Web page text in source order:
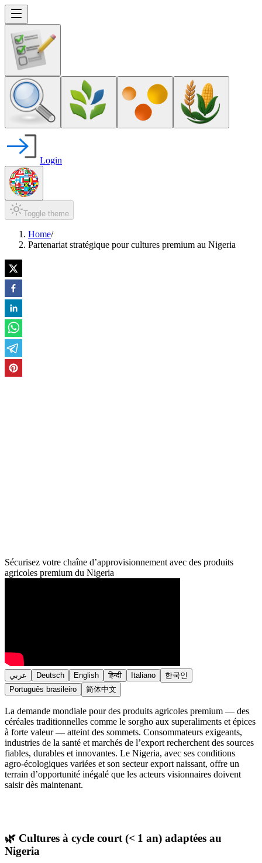
Login
Toggle theme
Home/
Partenariat stratégique pour cultures premium au Nigeria
Sécurisez votre chaîne d’approvisionnement avec des produits
agricoles premium du Nigeria
عربي Deutsch English हिन्दी Italiano
한국인
Português brasileiro
简体中文
La demande mondiale pour des produits agricoles premium — des
céréales traditionnelles comme le sorgho aux superaliments et épices
à forte valeur — atteint des sommets. Consommateurs exigeants,
industries de la santé et marchés de l’export recherchent des sources
fiables, durables et innovantes. Le Nigeria, avec ses conditions
agro‑écologiques variées et son secteur export naissant, offre un
terrain d’opportunité inégalé que les acteurs visionnaires doivent
saisir dès maintenant.
🌿 Cultures à cycle court (< 1 an) adaptées au
Nigeria